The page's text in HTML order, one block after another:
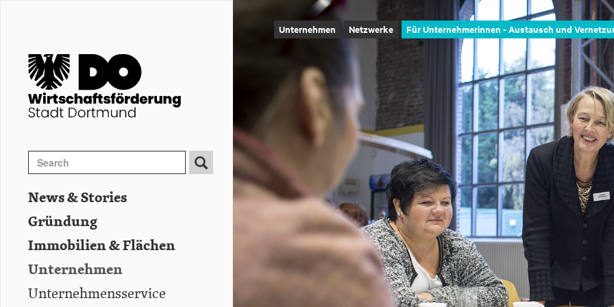
Suche
Search Search
Hauptnavigation
News & Stories
Gründung
Immobilien & Flächen
Unternehmen
Unternehmensservice
Unternehmen Netzwerke Für Unternehmerinnen - Austausch und